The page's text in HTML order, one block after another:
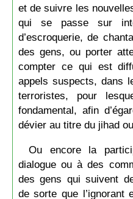
et de suivre les
qui se passe sur
d’escroquerie, de
des gens, ou porter
compter ce qui est
appels suspects, dans
terroristes, pour
fondamental, afin
dévier au titre du jihad
Ou encore la
dialogue ou à des
des gens qui suivent
de sorte que l’ignorant